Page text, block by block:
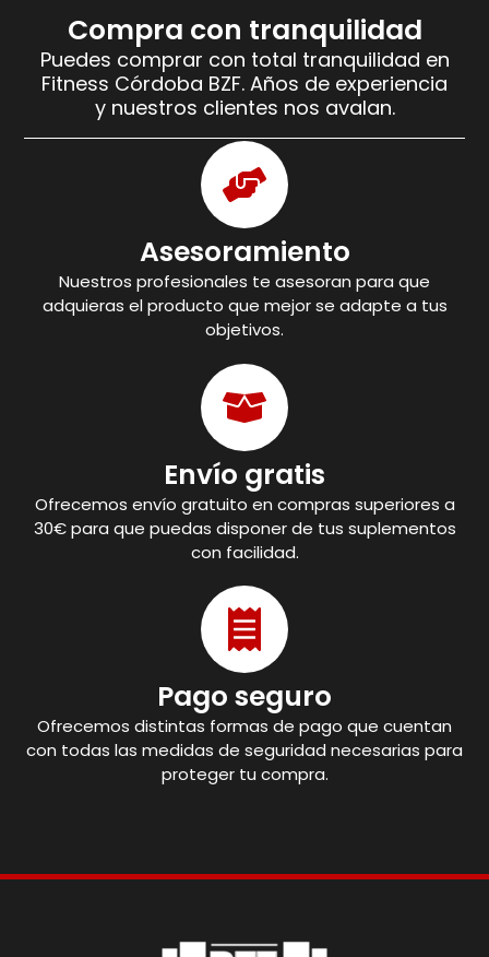
Compra con tranquilidad
Puedes comprar con total tranquilidad en
Fitness Córdoba BZF. Años de experiencia
y nuestros clientes nos avalan.
Asesoramiento
Nuestros profesionales te asesoran para que
adquieras el producto que mejor se adapte a tus
objetivos.
Envío gratis
Ofrecemos envío gratuito en compras superiores a
30€ para que puedas disponer de tus suplementos
con facilidad.
Pago seguro
Ofrecemos distintas formas de pago que cuentan
con todas las medidas de seguridad necesarias para
proteger tu compra.